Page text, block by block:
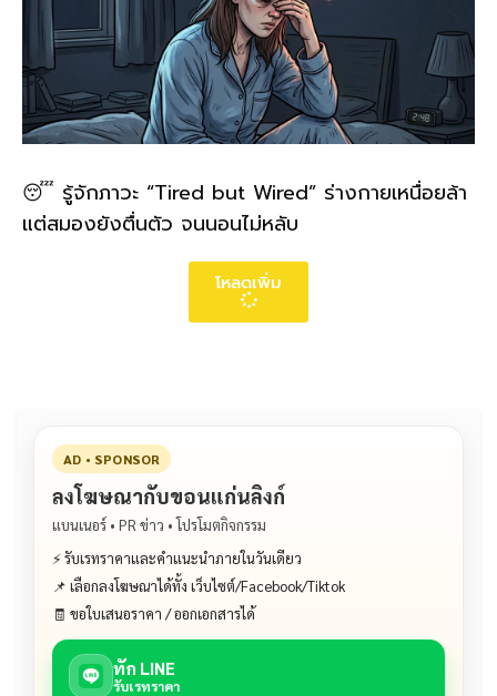
😴 รู้จักภาวะ “Tired but Wired” ร่างกายเหนื่อยล้า
แต่สมองยังตื่นตัว จนนอนไม่หลับ
โหลดเพิ่ม
AD • SPONSOR
ลงโฆษณากับขอนแก่นลิงก์
แบนเนอร์ • PR ข่าว • โปรโมตกิจกรรม
⚡ รับเรทราคาและคำแนะนำภายในวันเดียว
📌 เลือกลงโฆษณาได้ทั้ง เว็บไซต์/Facebook/Tiktok
🧾 ขอใบเสนอราคา / ออกเอกสารได้
ทัก LINE
รับเรทราคา